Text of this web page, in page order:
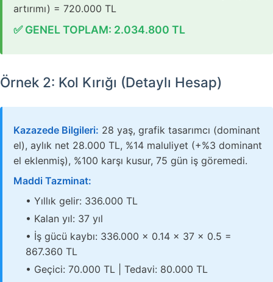
artırımı) = 720.000 TL
✅ GENEL TOPLAM: 2.034.800 TL
Örnek 2: Kol Kırığı (Detaylı Hesap)
Kazazede Bilgileri: 28 yaş, grafik tasarımcı (dominant
el), aylık net 28.000 TL, %14 maluliyet (+%3 dominant
el eklenmiş), %100 karşı kusur, 75 gün iş göremedi.
Maddi Tazminat:
• Yıllık gelir: 336.000 TL
• Kalan yıl: 37 yıl
• İş gücü kaybı: 336.000 × 0.14 × 37 × 0.5 =
867.360 TL
• Geçici: 70.000 TL | Tedavi: 80.000 TL